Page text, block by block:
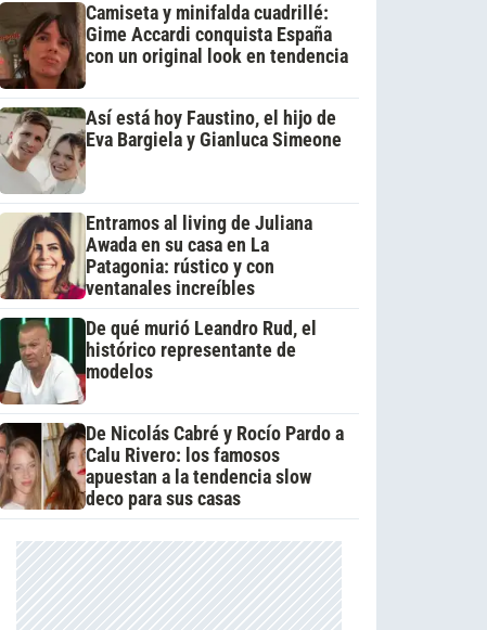
Camiseta y minifalda cuadrillé:
Gime Accardi conquista España
con un original look en tendencia
Así está hoy Faustino, el hijo de
Eva Bargiela y Gianluca Simeone
Entramos al living de Juliana
Awada en su casa en La
Patagonia: rústico y con
ventanales increíbles
De qué murió Leandro Rud, el
histórico representante de
modelos
De Nicolás Cabré y Rocío Pardo a
Calu Rivero: los famosos
apuestan a la tendencia slow
deco para sus casas